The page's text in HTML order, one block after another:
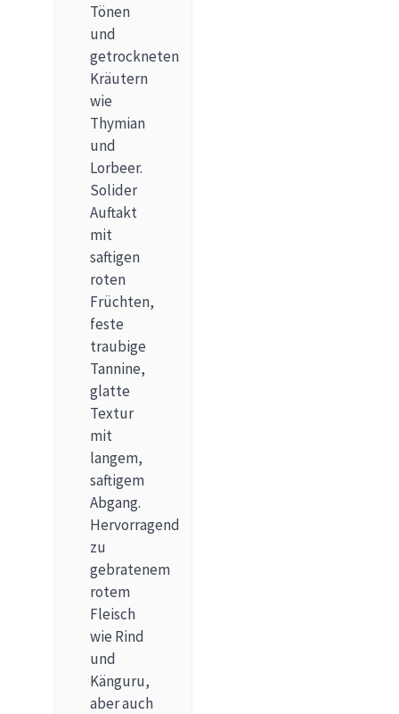
Tönen
und
getrockneten
Kräutern
wie
Thymian
und
Lorbeer.
Solider
Auftakt
mit
saftigen
roten
Früchten,
feste
traubige
Tannine,
glatte
Textur
mit
langem,
saftigem
Abgang.
Hervorragend
zu
gebratenem
rotem
Fleisch
wie Rind
und
Känguru,
aber auch